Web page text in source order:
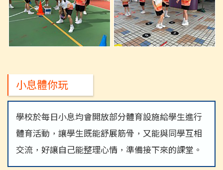
小息體你玩
學校於每日小息均會開放部分體育設施給學生進行
體育活動，讓學生既能舒展筋骨，又能與同學互相
交流，好讓自己能整理心情，準備接下來的課堂。